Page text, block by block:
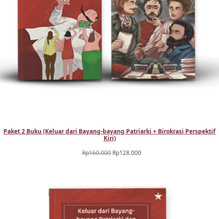
Paket 2 Buku (Keluar dari Bayang-bayang Patriarki + Birokrasi Perspektif
Kiri)
Rp160.000 Harga
Rp128.000Harga
Rp128.000.